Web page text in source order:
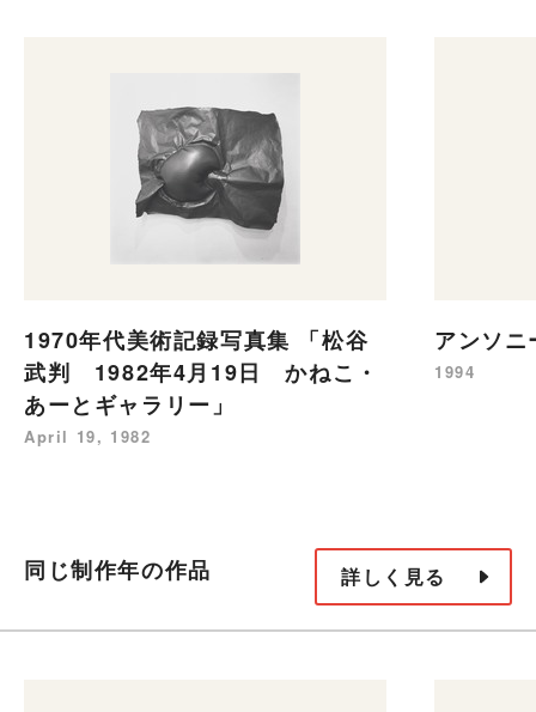
1970年代美術記録写真集 「松谷
武判 1982年4月19日 かねこ・
あーとギャラリー」
April 19, 1982
アンソ
1994
同じ制作年の作品 詳しく見る